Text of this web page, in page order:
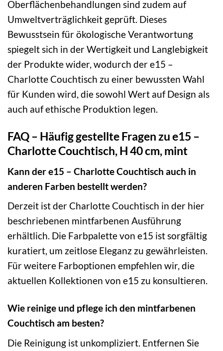
Oberflächenbehandlungen sind zudem auf
Umweltverträglichkeit geprüft. Dieses
Bewusstsein für ökologische Verantwortung
spiegelt sich in der Wertigkeit und Langlebigkeit
der Produkte wider, wodurch der e15 –
Charlotte Couchtisch zu einer bewussten Wahl
für Kunden wird, die sowohl Wert auf Design als
auch auf ethische Produktion legen.
FAQ – Häufig gestellte Fragen zu e15 –
Charlotte Couchtisch, H 40 cm, mint
Kann der e15 – Charlotte Couchtisch auch in
anderen Farben bestellt werden?
Derzeit ist der Charlotte Couchtisch in der hier
beschriebenen mintfarbenen Ausführung
erhältlich. Die Farbpalette von e15 ist sorgfältig
kuratiert, um zeitlose Eleganz zu gewährleisten.
Für weitere Farboptionen empfehlen wir, die
aktuellen Kollektionen von e15 zu konsultieren.
Wie reinige und pflege ich den mintfarbenen
Couchtisch am besten?
Die Reinigung ist unkompliziert. Entfernen Sie